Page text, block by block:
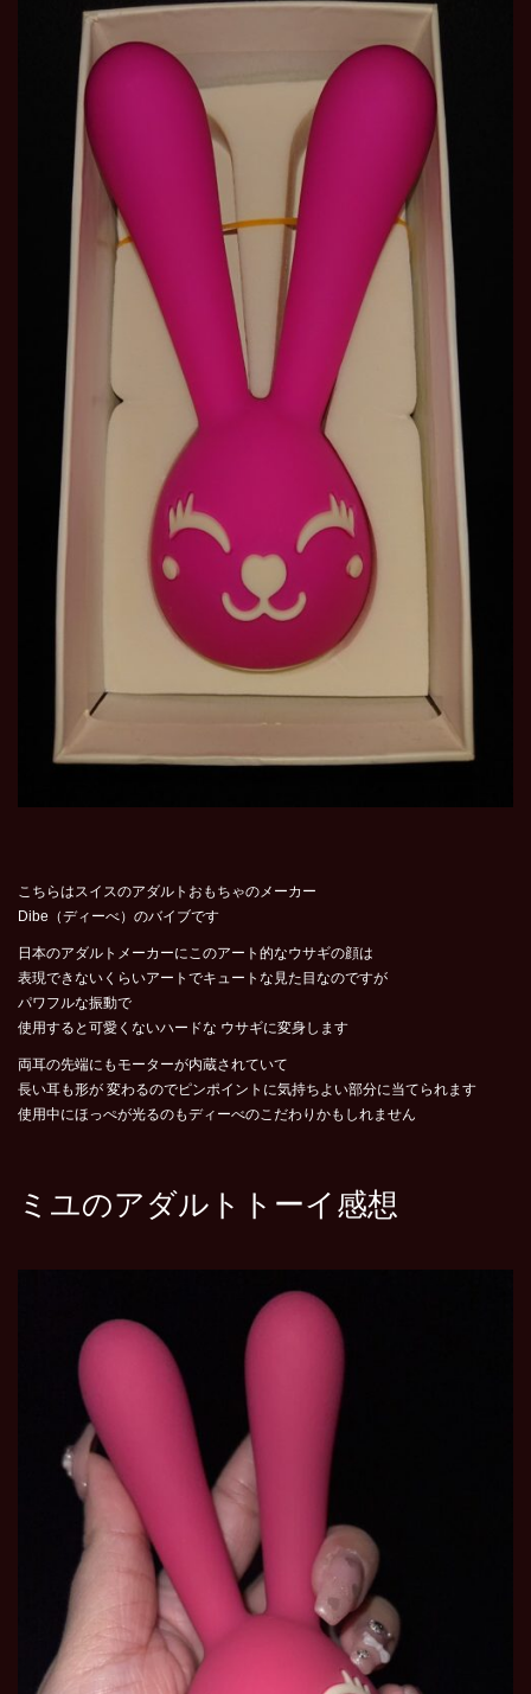
こちらはスイスのアダルトおもちゃのメーカー
Dibe（ディーべ）のバイブです
日本のアダルトメーカーにこのアート的なウサギの顔は
表現できないくらいアートでキュートな見た目なのですが
パワフルな振動で
使用すると可愛くないハードな ウサギに変身します
両耳の先端にもモーターが内蔵されていて
長い耳も形が 変わるのでピンポイントに気持ちよい部分に当てられます
使用中にほっぺが光るのもディーべのこだわりかもしれません
ミユのアダルトトーイ感想